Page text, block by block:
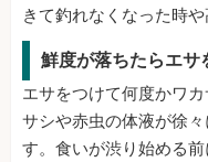
きて釣れなくなった時
鮮度が落ちたらエサ
エサをつけて何度かワ
サシや赤虫の体液が徐
す。食いが渋り始める